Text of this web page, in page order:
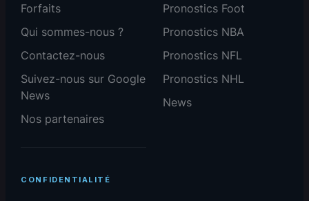
Forfaits
Qui sommes-nous ?
Contactez-nous
Suivez-nous sur Google
News
Nos partenaires
Pronostics Foot
Pronostics NBA
Pronostics NFL
Pronostics NHL
News
CONFIDENTIALITÉ